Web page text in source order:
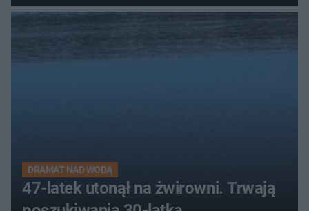
DRAMAT NAD WODĄ
47-latek utonął na żwirowni. Trwają